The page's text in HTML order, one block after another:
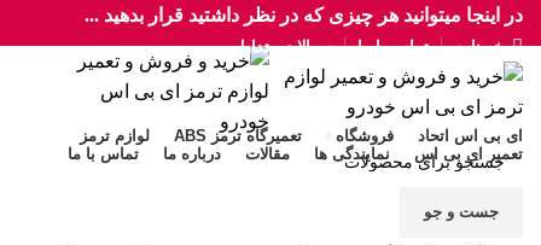
در اینجا میتوانید هر چیزی که در نظر داشتید قرار بدهید ...
خبرنامه تماس با ما سوالات متداول
جست و جو
ای بی اس اتحاد فروشگاه تعمیرگاه ترمز ABS
لوازم ترمز
تعمیر ای بی اس
نمایندگی ها مقالات درباره ما تماس با ما
ABS اتحاد » دسته‌بندی نشده